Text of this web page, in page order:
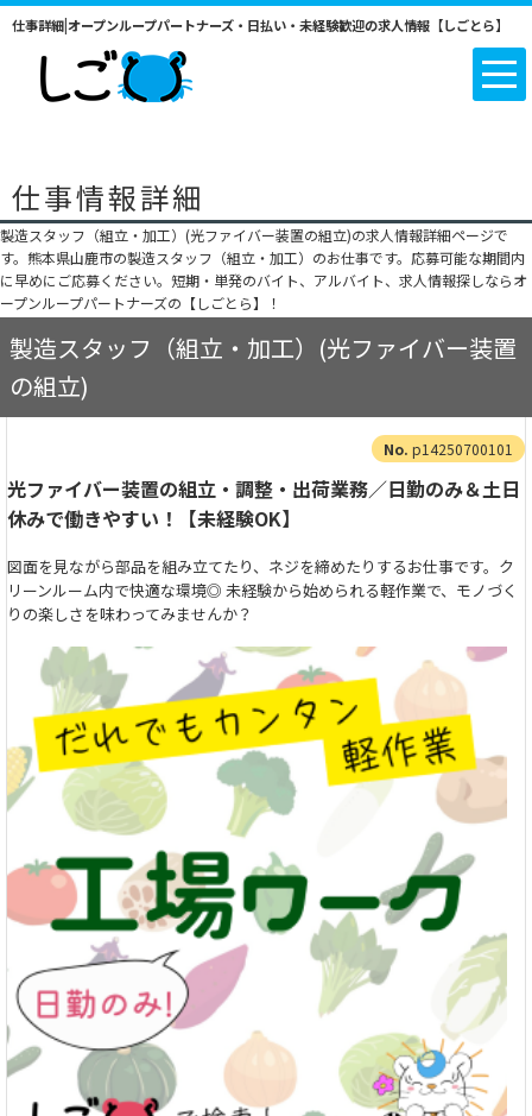
仕事詳細|オープンループパートナーズ・日払い・未経験歓迎の求人情報【しごとら】
仕事情報詳細
製造スタッフ（組立・加工）(光ファイバー装置の組立)の求人情報詳細ページで
す。熊本県山鹿市の製造スタッフ（組立・加工）のお仕事です。応募可能な期間内
に早めにご応募ください。短期・単発のバイト、アルバイト、求人情報探しならオ
ープンループパートナーズの【しごとら】！
製造スタッフ（組立・加工）(光ファイバー装置
の組立)
p14250700101
光ファイバー装置の組立・調整・出荷業務／日勤のみ＆土日
休みで働きやすい！【未経験OK】
図面を見ながら部品を組み立てたり、ネジを締めたりするお仕事です。ク
リーンルーム内で快適な環境◎ 未経験から始められる軽作業で、モノづく
りの楽しさを味わってみませんか？